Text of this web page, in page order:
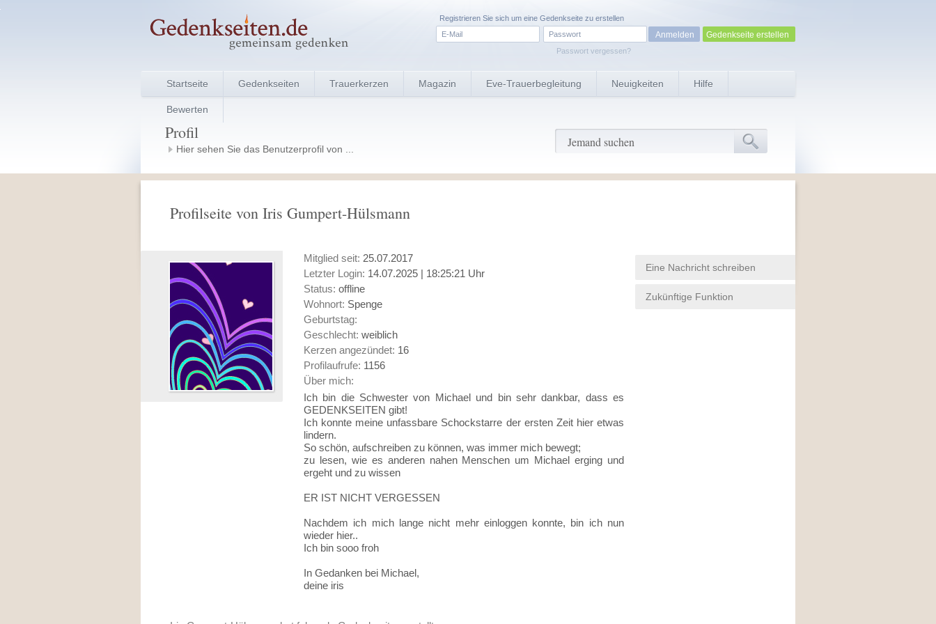
Passwort vergessen?
Registrieren Sie sich um eine Gedenkseite zu erstellen
Gedenkseite erstellen
Startseite Gedenkseiten Trauerkerzen Magazin Eve-Trauerbegleitung Neuigkeiten Hilfe
Bewerten
Profil
Hier sehen Sie das Benutzerprofil von ...
Profilseite von Iris Gumpert-Hülsmann
Mitglied seit: 25.07.2017
Letzter Login: 14.07.2025 | 18:25:21 Uhr
Status: offline
Wohnort: Spenge
Geburtstag:
Geschlecht: weiblich
Kerzen angezündet: 16
Profilaufrufe: 1156
Über mich:
Ich bin die Schwester von Michael und bin sehr dankbar, dass es
GEDENKSEITEN gibt!
Ich konnte meine unfassbare Schockstarre der ersten Zeit hier etwas
lindern.
So schön, aufschreiben zu können, was immer mich bewegt;
zu lesen, wie es anderen nahen Menschen um Michael erging und
ergeht und zu wissen
ER IST NICHT VERGESSEN
Nachdem ich mich lange nicht mehr einloggen konnte, bin ich nun
wieder hier..
Ich bin sooo froh
In Gedanken bei Michael,
deine iris
Eine Nachricht schreiben
Zukünftige Funktion